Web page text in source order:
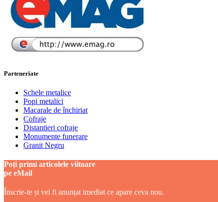
Parteneriate
Schele metalice
Popi metalici
Macarale de închiriat
Cofraje
Distantieri cofraje
Monumente funerare
Granit Negru
Poți primi articolele viitoare
pe eMail
Înscrie-te și vei fi anunțat imediat ce apare ceva nou.